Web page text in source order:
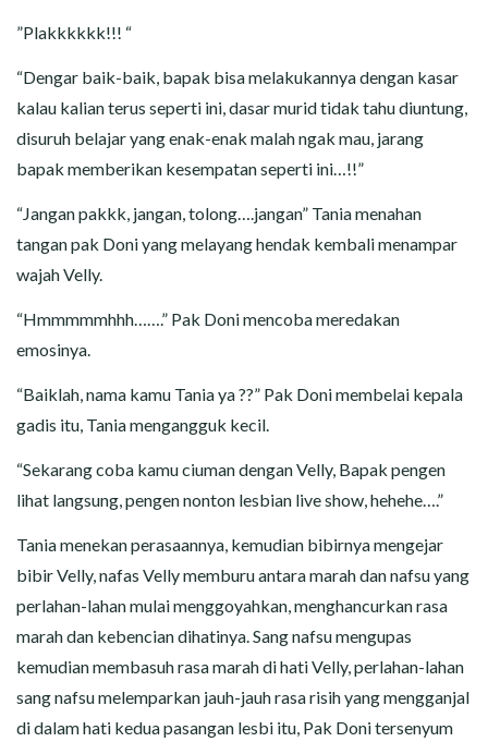
”Plakkkkkk!!! “
“Dengar baik-baik, bapak bisa melakukannya dengan kasar
kalau kalian terus seperti ini, dasar murid tidak tahu diuntung,
disuruh belajar yang enak-enak malah ngak mau, jarang
bapak memberikan kesempatan seperti ini…!!”
“Jangan pakkk, jangan, tolong….jangan” Tania menahan
tangan pak Doni yang melayang hendak kembali menampar
wajah Velly.
“Hmmmmmhhh…….” Pak Doni mencoba meredakan
emosinya.
“Baiklah, nama kamu Tania ya ??” Pak Doni membelai kepala
gadis itu, Tania mengangguk kecil.
“Sekarang coba kamu ciuman dengan Velly, Bapak pengen
lihat langsung, pengen nonton lesbian live show, hehehe….”
Tania menekan perasaannya, kemudian bibirnya mengejar
bibir Velly, nafas Velly memburu antara marah dan nafsu yang
perlahan-lahan mulai menggoyahkan, menghancurkan rasa
marah dan kebencian dihatinya. Sang nafsu mengupas
kemudian membasuh rasa marah di hati Velly, perlahan-lahan
sang nafsu melemparkan jauh-jauh rasa risih yang mengganjal
di dalam hati kedua pasangan lesbi itu, Pak Doni tersenyum